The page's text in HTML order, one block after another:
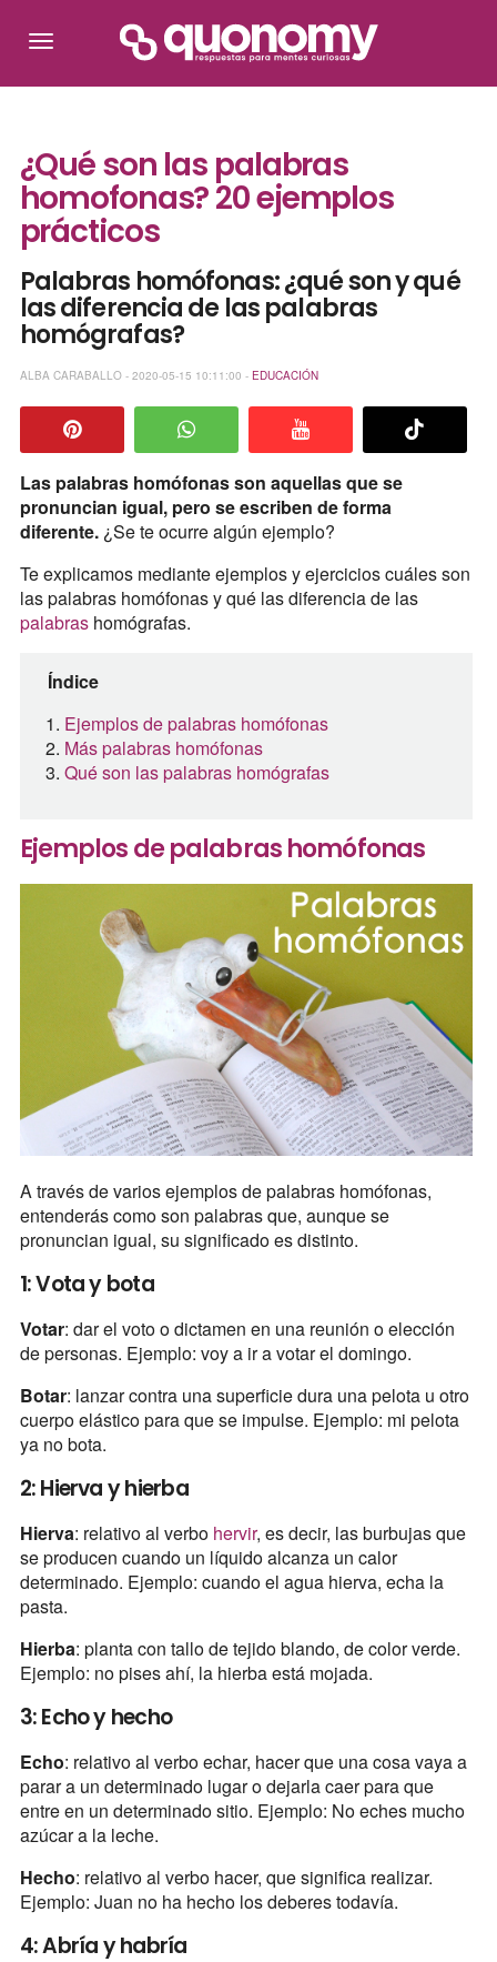
¿Qué son las palabras
homofonas? 20 ejemplos
prácticos
Palabras homófonas: ¿qué son y qué
las diferencia de las palabras
homógrafas?
ALBA CARABALLO - 2020-05-15 10:11:00 - EDUCACIÓN
Las palabras homófonas son aquellas que se
pronuncian igual, pero se escriben de forma
diferente.¿Se te ocurre algún ejemplo?
Te explicamos mediante ejemplos y ejercicios cuáles son
las palabras homófonas y qué las diferencia de las
palabras homógrafas.
Índice
Ejemplos de palabras homófonas
Más palabras homófonas
Qué son las palabras homógrafas
Ejemplos de palabras homófonas
A través de varios ejemplos de palabras homófonas,
entenderás como son palabras que, aunque se
pronuncian igual, su significado es distinto.
1: Vota y bota
Votar: dar el voto o dictamen en una reunión o elección
de personas. Ejemplo: voy a ir a votar el domingo.
Botar: lanzar contra una superficie dura una pelota u otro
cuerpo elástico para que se impulse. Ejemplo: mi pelota
ya no bota.
2: Hierva y hierba
Hierva: relativo al verbo hervir, es decir, las burbujas que
se producen cuando un líquido alcanza un calor
determinado. Ejemplo: cuando el agua hierva, echa la
pasta.
Hierba: planta con tallo de tejido blando, de color verde.
Ejemplo: no pises ahí, la hierba está mojada.
3: Echo y hecho
Echo: relativo al verbo echar, hacer que una cosa vaya a
parar a un determinado lugar o dejarla caer para que
entre en un determinado sitio. Ejemplo: No eches mucho
azúcar a la leche.
Hecho: relativo al verbo hacer, que significa realizar.
Ejemplo: Juan no ha hecho los deberes todavía.
4: Abría y habría